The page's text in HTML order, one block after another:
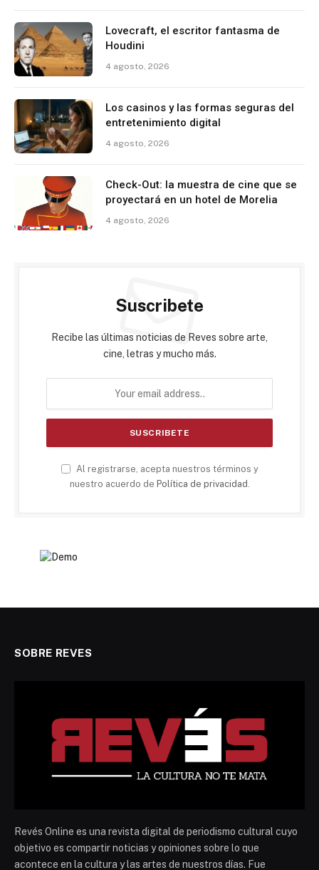
Lovecraft, el escritor fantasma de
Houdini
4 agosto, 2026
Los casinos y las formas seguras del
entretenimiento digital
4 agosto, 2026
Check-Out: la muestra de cine que se
proyectará en un hotel de Morelia
4 agosto, 2026
Suscribete
Recibe las últimas noticias de Reves sobre arte,
cine, letras y mucho más.
Al registrarse, acepta nuestros términos y
nuestro acuerdo de Política de privacidad
SOBRE REVES
Revés Online es una revista digital de periodismo cultural cuyo
objetivo es compartir noticias y opiniones sobre lo que
acontece en la cultura y las artes de nuestros días. Fue